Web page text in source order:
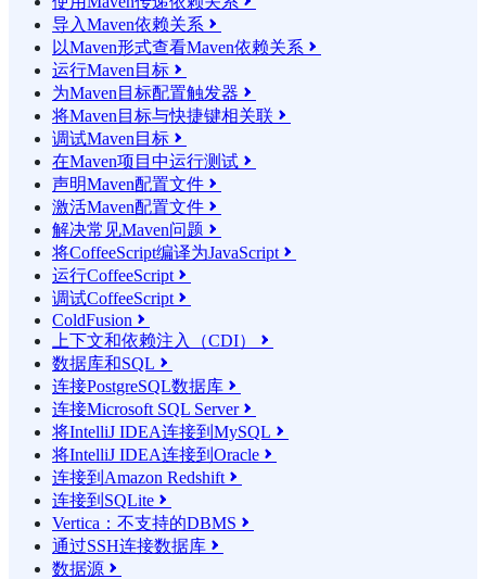
导入Maven依赖关系 
以Maven形式查看Maven依赖关系 
运行Maven目标 
为Maven目标配置触发器 
将Maven目标与快捷键相关联 
调试Maven目标 
在Maven项目中运行测试 
声明Maven配置文件 
激活Maven配置文件 
解决常见Maven问题 
将CoffeeScript编译为JavaScript 
运行CoffeeScript 
调试CoffeeScript 
ColdFusion 
上下文和依赖注入（CDI） 
数据库和SQL 
连接PostgreSQL数据库 
连接Microsoft SQL Server
将IntelliJ IDEA连接到MySQL 
将IntelliJ IDEA连接到Oracle 
连接到Amazon Redshift 
连接到SQLite 
Vertica：不支持的DBMS 
通过SSH连接数据库 
数据源 